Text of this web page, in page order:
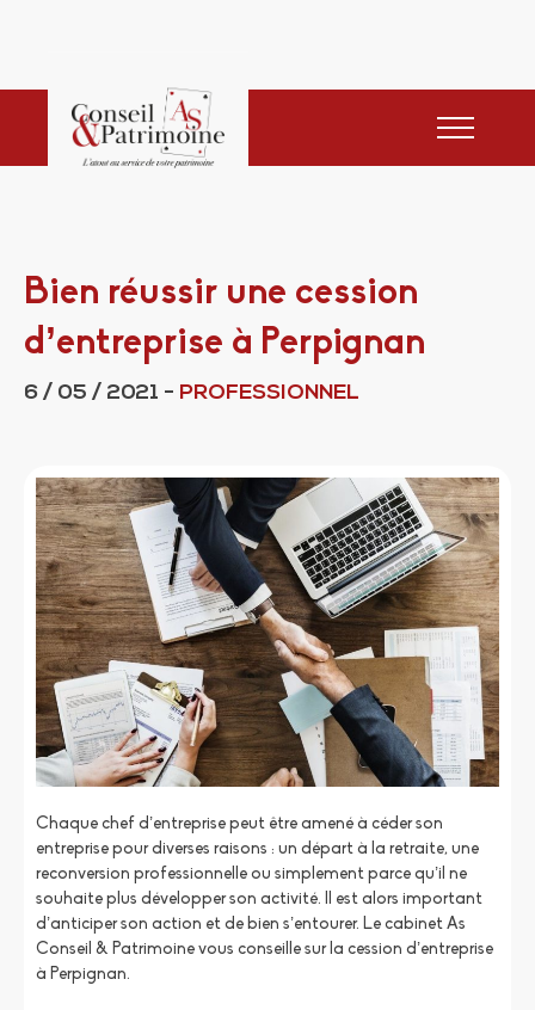
Bien réussir une cession
d’entreprise à Perpignan
6 / 05 / 2021 - PROFESSIONNEL
Chaque chef d’entreprise peut être amené à céder son
entreprise pour diverses raisons : un départ à la retraite, une
reconversion professionnelle ou simplement parce qu’il ne
souhaite plus développer son activité. Il est alors important
d’anticiper son action et de bien s’entourer. Le cabinet As
Conseil & Patrimoine vous conseille sur la cession d’entreprise
à Perpignan.